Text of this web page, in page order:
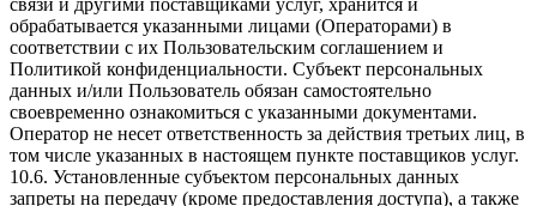
обрабатывается указанными лицами (Операторами) в
соответствии с их Пользовательским соглашением и
Политикой конфиденциальности. Субъект персональных
данных и/или Пользователь обязан самостоятельно
своевременно ознакомиться с указанными документами.
Оператор не несет ответственность за действия третьих лиц, в
том числе указанных в настоящем пункте поставщиков услуг.
10.6. Установленные субъектом персональных данных
запреты на передачу (кроме предоставления доступа), а также